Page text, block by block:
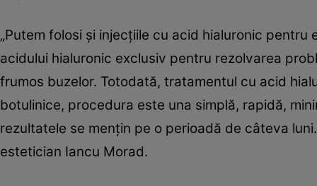
„Putem folosi și injecțiile cu acid hialuronic
acidului hialuronic exclusiv pentru rezolvarea
frumos buzelor. Totodată, tratamentul cu acid
botulinice, procedura este una simplă, rapidă,
rezultatele se mențin pe o perioadă de câteva
estetician Iancu Morad.